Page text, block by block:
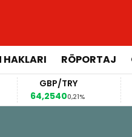
HAKLARI RÖPORTAJ
GBP/TRY
64,25400,21%
1,1540
6